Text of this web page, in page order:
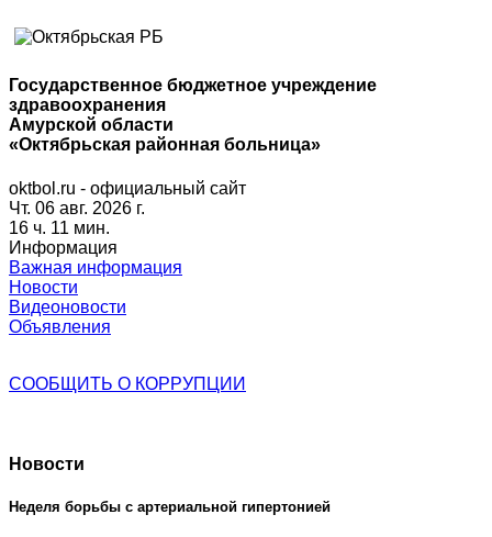
Государственное бюджетное учреждение
здравоохранения
Амурской области
«Октябрьская районная больница»
oktbol.ru - официальный сайт
Чт. 06 авг. 2026 г.
16 ч. 11 мин.
Информация
Важная информация
Новости
Видеоновости
Объявления
СООБЩИТЬ О КОРРУПЦИИ
Новости
Неделя борьбы с артериальной гипертонией